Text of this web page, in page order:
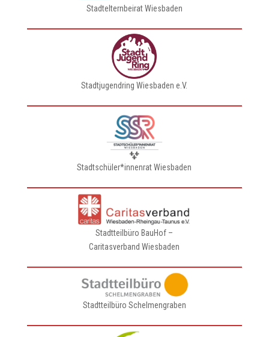
Stadtelternbeirat Wiesbaden
Stadtjugendring Wiesbaden e.V.
Stadtschüler*innenrat Wiesbaden
Stadtteilbüro BauHof –
Caritasverband Wiesbaden
Stadtteilbüro Schelmengraben